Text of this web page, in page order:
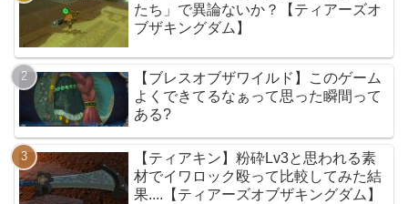
たち」で異論ないか？【ティアーズオ
ブザキングダム】
【ブレスオブザワイルド】このゲーム
よくできてるなぁって思った瞬間って
ある?
【ティアキン】粉砕Lv3と思われる素
材でイワロック殴って比較してみた結
果....【ティアーズオブザキングダム】